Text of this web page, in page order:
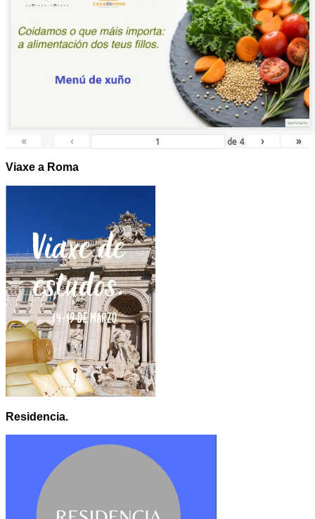
« ‹ de 4 › »
Viaxe a Roma
Residencia.